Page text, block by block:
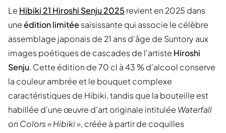
Le Hibiki 21 Hiroshi Senju 2025 revient en 2025 dans
uneédition limitée saisissante qui associe le célèbre
assemblage japonais de 21 ans d'âge de Suntory aux
images poétiques de cascades de l'artiste Hiroshi
Senju. Cette édition de 70 cl à 43 % d'alcool conserve
la couleur ambrée et le bouquet complexe
caractéristiques de Hibiki, tandis que la bouteille est
habillée d'une œuvre d'art originale intitulée Waterfall
on Colors « Hibiki », créée à partir de coquilles